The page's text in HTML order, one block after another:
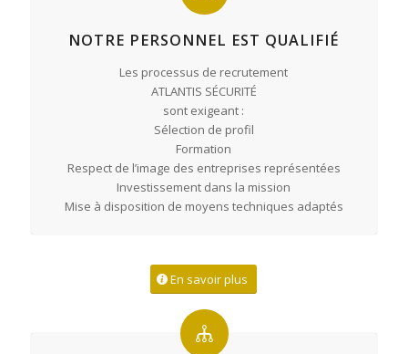
NOTRE PERSONNEL EST QUALIFIÉ
Les processus de recrutement
ATLANTIS SÉCURITÉ
sont exigeant :
Sélection de profil
Formation
Respect de l’image des entreprises représentées
Investissement dans la mission
Mise à disposition de moyens techniques adaptés
En savoir plus